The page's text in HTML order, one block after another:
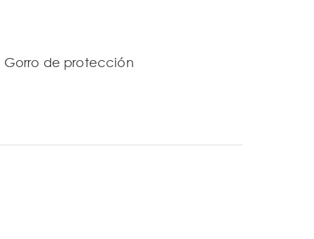
Gorro de protección